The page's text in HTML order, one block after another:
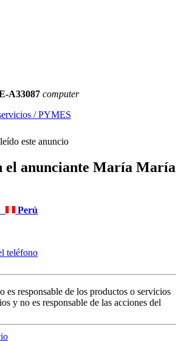
A33087 computer
/ PYMES
este anuncio
el anunciante María María
Perú
teléfono
es responsable de los productos o servicios
y no es responsable de las acciones del